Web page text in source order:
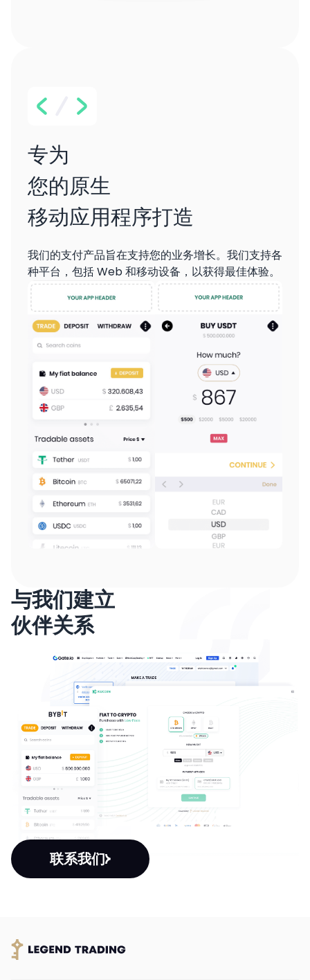
专为
您的原生
移动应用程序打造
我们的支付产品旨在支持您的业务增长。我们支持各
种平台，包括 Web 和移动设备，以获得最佳体验。
与我们建立
伙伴关系
联系我们